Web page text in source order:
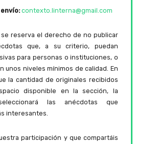
contexto.linterna@gmail.com
reserva el derecho de no publicar
que, a su criterio, puedan
para personas o instituciones, o
unos niveles mínimos de calidad. En
la cantidad de originales recibidos
disponible en la sección, la
las anécdotas que
interesantes.
participación y que compartáis